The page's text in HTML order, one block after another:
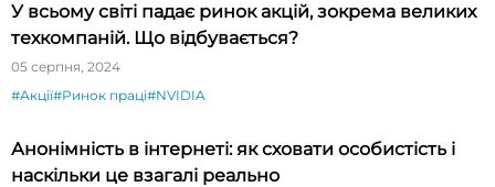
У всьому світі падає ринок акцій, зокрема великих
техкомпаній. Що відбувається?
05 серпня, 2024
#Акції#Ринок праці#NVIDIA
Анонімність в інтернеті: як сховати особистість і
наскільки це взагалі реально